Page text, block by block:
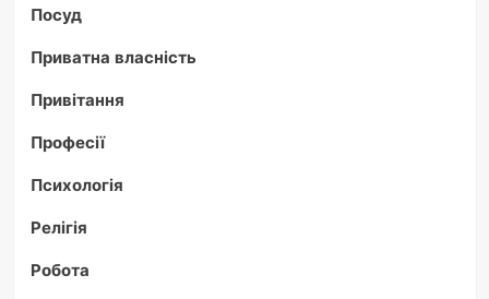
Посуд
Приватна власність
Привітання
Професії
Психологія
Релігія
Робота